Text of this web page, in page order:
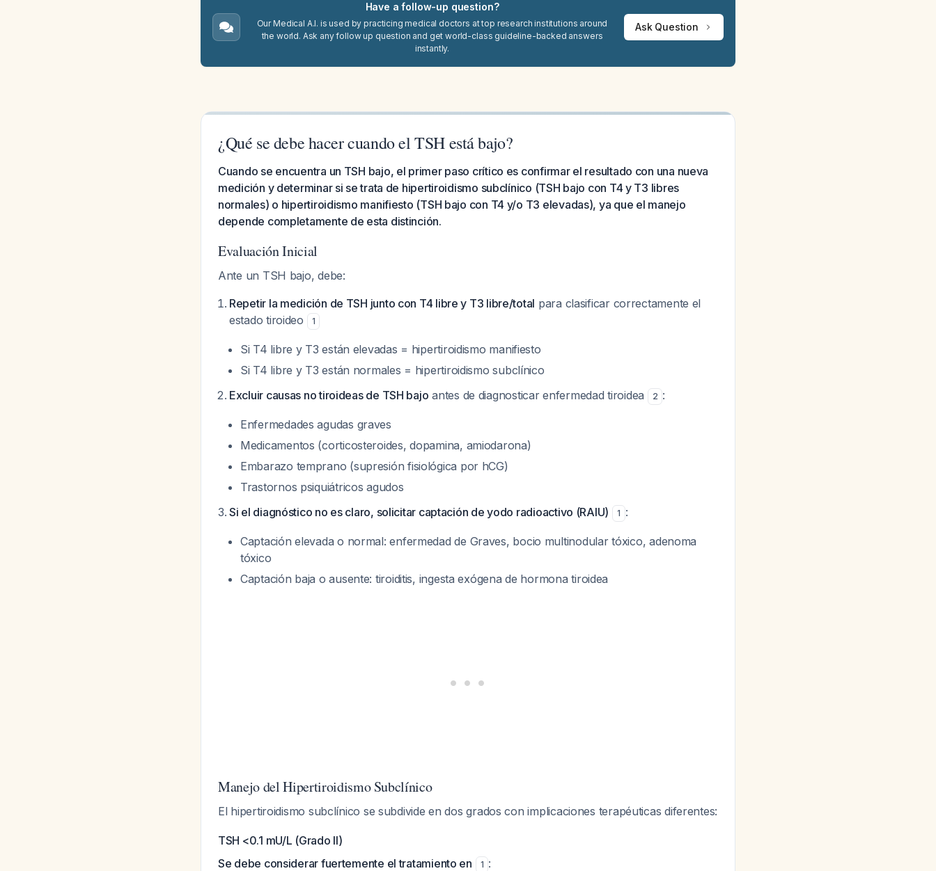
Have a follow-up question?
Our Medical A.I. is used by practicing medical doctors at top research institutions around
the world. Ask any follow up question and get world-class guideline-backed answers
instantly.
Ask Question
¿Qué se debe hacer cuando el TSH está bajo?
Cuando se encuentra un TSH bajo, el primer paso crítico es confirmar el resultado con una nueva
medición y determinar si se trata de hipertiroidismo subclínico (TSH bajo con T4 y T3 libres
normales) o hipertiroidismo manifiesto (TSH bajo con T4 y/o T3 elevadas), ya que el manejo
depende completamente de esta distinción.
Evaluación Inicial
Ante un TSH bajo, debe:
Repetir la medición de TSH junto con T4 libre y T3 libre/total para clasificar correctamente el
estado tiroideo
1
Si T4 libre y T3 están elevadas = hipertiroidismo manifiesto
Si T4 libre y T3 están normales = hipertiroidismo subclínico
Excluir causas no tiroideas de TSH bajo antes de diagnosticar enfermedad tiroidea 2 :
Enfermedades agudas graves
Medicamentos (corticosteroides, dopamina, amiodarona)
Embarazo temprano (supresión fisiológica por hCG)
Trastornos psiquiátricos agudos
Si el diagnóstico no es claro, solicitar captación de yodo radioactivo (RAIU)
1 :
Captación elevada o normal: enfermedad de Graves, bocio multinodular tóxico, adenoma
tóxico
Captación baja o ausente: tiroiditis, ingesta exógena de hormona tiroidea
Manejo del Hipertiroidismo Subclínico
El hipertiroidismo subclínico se subdivide en dos grados con implicaciones terapéuticas diferentes:
TSH <0.1 mU/L (Grado II)
Se debe considerar fuertemente el tratamiento en
1 :